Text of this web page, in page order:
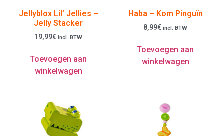
Jellyblox Lil’ Jellies –
Jelly Stacker
19,99€ incl. BTW
Toevoegen aan
winkelwagen
Haba – Kom Pinguïn
8,99€ incl. BTW
Toevoegen aan
winkelwagen